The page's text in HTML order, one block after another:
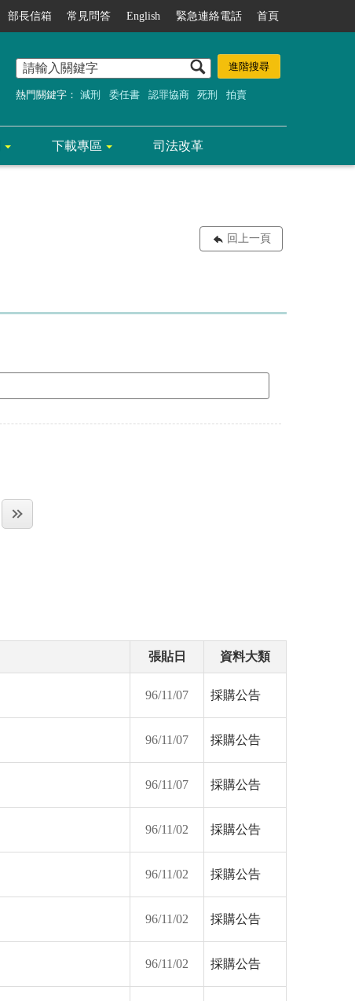
部長信箱 常見問答 English 緊急連絡電話 首頁
熱門關鍵字： 減刑 委任書 認罪協商 死刑 拍賣
下載專區 司法改革
回上一頁
張貼日 資料大類
96/11/07 採購公告
96/11/07 採購公告
96/11/07 採購公告
96/11/02 採購公告
96/11/02 採購公告
96/11/02 採購公告
96/11/02 採購公告